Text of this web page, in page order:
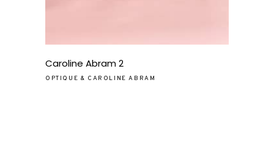
Caroline Abram 2
OPTIQUE & CAROLINE ABRAM